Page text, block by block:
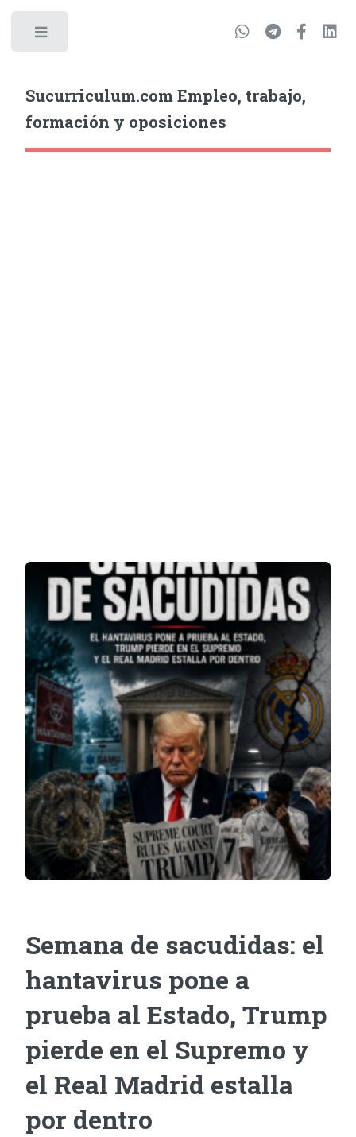
Sucurriculum.com Empleo, trabajo,
formación y oposiciones
Semana de sacudidas: el
hantavirus pone a
prueba al Estado, Trump
pierde en el Supremo y
el Real Madrid estalla
por dentro